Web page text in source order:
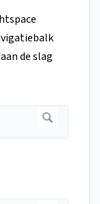
de slag